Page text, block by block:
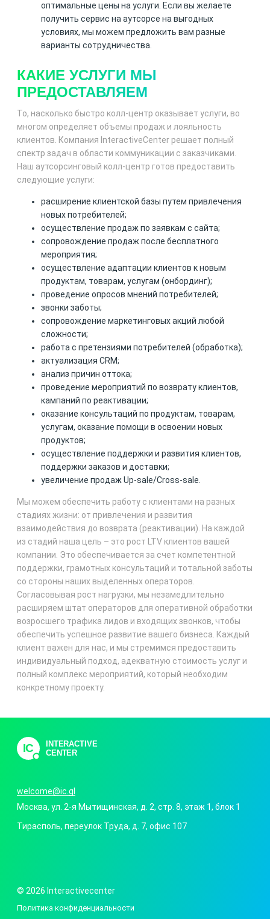
оптимальные цены на услуги. Если вы желаете
получить сервис на аутсорсе на выгодных
условиях, мы можем предложить вам разные
варианты сотрудничества.
КАКИЕ УСЛУГИ МЫ
ПРЕДОСТАВЛЯЕМ
То, насколько быстро колл-центр оказывает услуги, во
многом определяет объемы продаж и лояльность
клиентов. Компания InteractiveCenter решает полный
спектр задач в области коммуникации с заказчиками.
Наш аутсорсинговый колл-центр готов предоставить
следующие услуги:
расширение клиентской базы путем привлечения
новых потребителей;
осуществление продаж по заявкам с сайта;
сопровождение продаж после бесплатного
мероприятия;
осуществление адаптации клиентов к новым
продуктам, товарам, услугам (онбординг);
проведение опросов мнений потребителей;
звонки заботы;
сопровождение маркетинговых акций любой
сложности;
работа с претензиями потребителей (обработка);
актуализация CRM;
анализ причин оттока;
проведение мероприятий по возврату клиентов,
кампаний по реактивации;
оказание консультаций по продуктам, товарам,
услугам, оказание помощи в освоении новых
продуктов;
осуществление поддержки и развития клиентов,
поддержки заказов и доставки;
увеличение продаж Up-sale/Cross-sale.
Мы можем обеспечить работу с клиентами на разных
стадиях жизни: от привлечения и развития
взаимодействия до возврата (реактивации). На каждой
из стадий наша цель – это рост LTV клиентов вашей
компании. Это обеспечивается за счет компетентной
поддержки, грамотных консультаций и тотальной заботы
со стороны наших выделенных операторов.
Согласовывая рост нагрузки, мы незамедлительно
расширяем штат операторов для оперативной обработки
возросшего трафика лидов и входящих звонков, чтобы
обеспечить успешное развитие вашего бизнеса. Каждый
клиент важен для нас, и мы стремимся предоставить
индивидуальный подход, адекватную стоимость услуг и
полный комплекс мероприятий, который необходим
конкретному проекту.
IC
INTERACTIVE
CENTER
welcome@ic.gl
Москва, ул. 2-я Мытищинская, д. 2, стр. 8, этаж 1, блок 1
Тирасполь, переулок Труда, д. 7, офис 107
© 2026 Interactivecenter
Политика конфиденциальности